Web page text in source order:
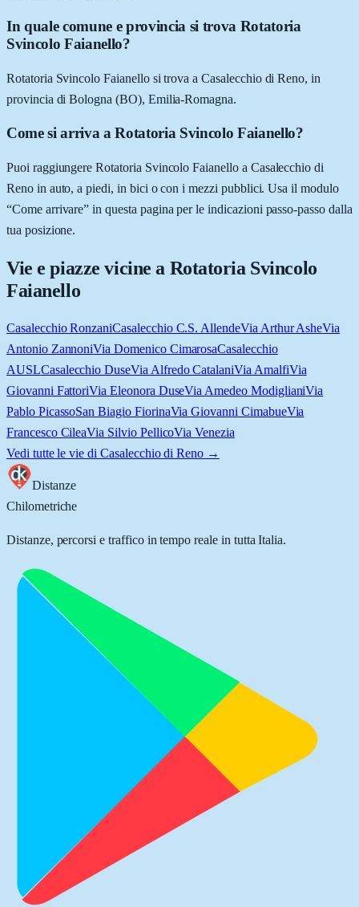
In quale comune e provincia si trova Rotatoria
Svincolo Faianello?
Rotatoria Svincolo Faianello si trova a Casalecchio di Reno, in
provincia di Bologna (BO), Emilia-Romagna.
Come si arriva a Rotatoria Svincolo Faianello?
Puoi raggiungere Rotatoria Svincolo Faianello a Casalecchio di
Reno in auto, a piedi, in bici o con i mezzi pubblici. Usa il modulo
“Come arrivare” in questa pagina per le indicazioni passo-passo dalla
tua posizione.
Vie e piazze vicine a Rotatoria Svincolo
Faianello
Casalecchio RonzaniCasalecchio C.S. AllendeVia Arthur AsheVia
Antonio ZannoniVia Domenico CimarosaCasalecchio
AUSLCasalecchio DuseVia Alfredo CatalaniVia AmalfiVia
Giovanni FattoriVia Eleonora DuseVia Amedeo ModiglianiVia
Pablo PicassoSan Biagio FiorinaVia Giovanni CimabueVia
Francesco CileaVia Silvio PellicoVia Venezia
Vedi tutte le vie di Casalecchio di Reno →
Distanze
Chilometriche
Distanze, percorsi e traffico in tempo reale in tutta Italia.